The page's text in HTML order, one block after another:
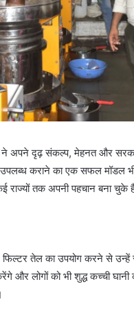
ने अपने दृढ़ संकल्प, मेहनत और
उपलब्ध कराने का एक सफल मॉडल
तक अपनी पहचान बना चुके
तेल का उपयोग करने से उन्हें
और लोगों को भी शुद्ध कच्ची